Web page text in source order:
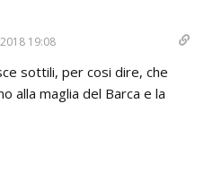
19:08
sottili, per cosi dire, che
alla maglia del Barca e la